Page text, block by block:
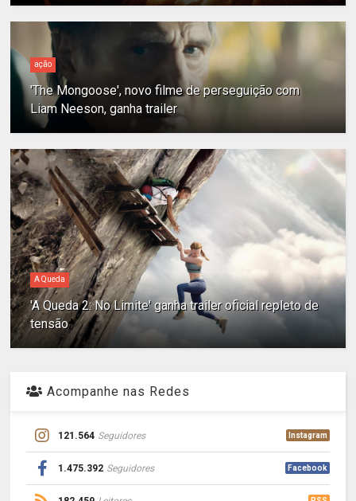
ação
'The Mongoose', novo filme de perseguição com
Liam Neeson, ganha trailer
A Queda
'A Queda 2: No Limite' ganha trailer oficial repleto de
tensão
Acompanhe nas Redes
121.564 Seguidores Instagram
1.475.392 Seguidores Facebook